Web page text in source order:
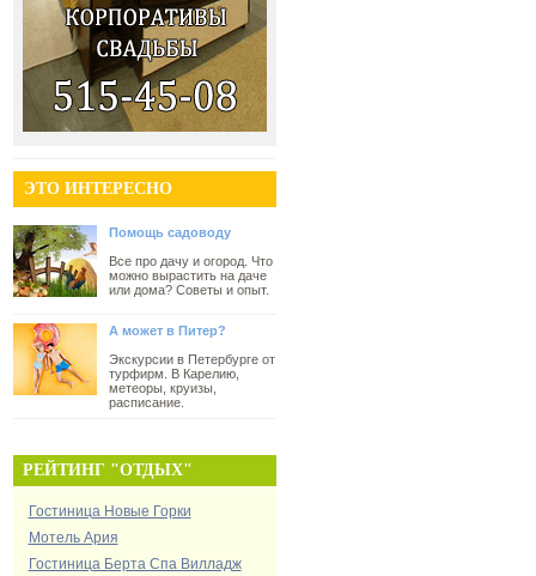
ЭТО ИНТЕРЕСНО
Помощь садоводу
Все про дачу и огород. Что
можно вырастить на даче
или дома? Советы и опыт.
А может в Питер?
Экскурсии в Петербурге от
турфирм. В Карелию,
метеоры, круизы,
расписание.
РЕЙТИНГ "ОТДЫХ"
Гостиница Новые Горки
Мотель Ария
Гостиница Берта Спа Вилладж